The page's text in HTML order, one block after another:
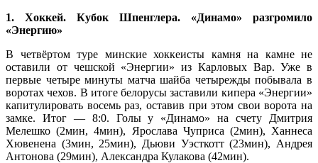
1. Хоккей. Кубок Шпенглера. «Динамо» разгромило
«Энергию»
В четвёртом туре минские хоккеисты камня на камне не
оставили от чешской «Энергии» из Карловых Вар. Уже в
первые четыре минуты матча шайба четырежды побывала в
воротах чехов. В итоге белорусы заставили кипера «Энергии»
капитулировать восемь раз, оставив при этом свои ворота на
замке. Итог — 8:0. Голы у «Динамо» на счету Дмитрия
Мелешко (2мин, 4мин), Ярослава Чуприса (2мин), Ханнеса
Хювенена (3мин, 25мин), Дьюви Уэсткотт (23мин), Андрея
Антонова (29мин), Александра Кулакова (42мин).